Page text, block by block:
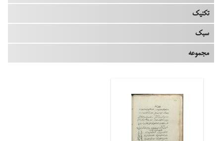
تکنیک
سبک
مجموعه